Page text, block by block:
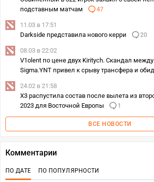
подставным матчам
47
11.03 в 17:51
Darkside представила нового керри
20
08.03 в 22:02
V1olent по цене двух Kiritych. Скандал
Sigma.YNT привел к срыву трансфера и
24.02 в 21:58
X3 распустила состав после вылета из
2023 для Восточной Европы
1
ВСЕ НОВОСТИ
Комментарии
ПО ДАТЕ ПО ПОПУЛЯРНОСТИ